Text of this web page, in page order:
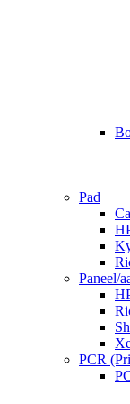
Pad
Paneel/
PCR